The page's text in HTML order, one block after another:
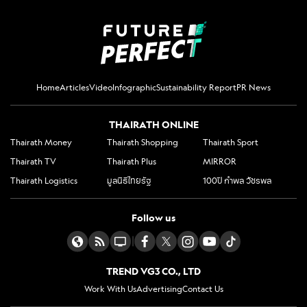
HomeArticlesVideoInfographicSustainability ReportPR News
THAIRATH ONLINE
Thairath Money Thairath Shopping
Thairath Sport
Thairath TV
Thairath Plus
MIRROR
Thairath Logistics
มูลนิธิไทยรัฐ 100ปี กำพล วัชรพล
Follow us
|
TREND VG3 CO., LTD
Work With UsAdvertisingContact Us